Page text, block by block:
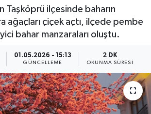
Taşköprü ilçesinde baharın
ağaçları çiçek açtı, ilçede pembe
bahar manzaraları oluştu.
01.05.2026 - 15:13
GÜNCELLEME
2 DK
OKUNMA SÜRESI